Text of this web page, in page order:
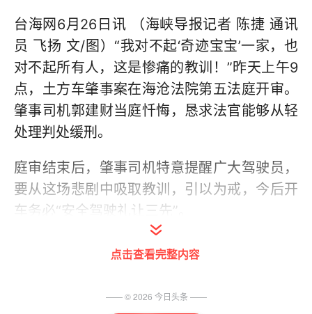
台海网6月26日讯 （海峡导报记者 陈捷 通讯
员 飞扬 文/图）“我对不起‘奇迹宝宝’一家，也
对不起所有人，这是惨痛的教训！”昨天上午9
点，土方车肇事案在海沧法院第五法庭开审。
肇事司机郭建财当庭忏悔，恳求法官能够从轻
处理判处缓刑。
庭审结束后，肇事司机特意提醒广大驾驶员，
要从这场悲剧中吸取教训，引以为戒，今后开
车务必“安全驾驶礼让三先”。
肇事者受审 受害者没来
土方车驾驶员，还有交警和多名省内外媒体的
点击查看完整内容
—— ©2026 今日头条 ——